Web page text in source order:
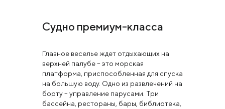
Судно премиум-класса
Главное веселье ждет отдыхающих на
верхней палубе – это морская
платформа, приспособленная для спуска
на большую воду. Одно из развлечений на
борту – управление парусами. Три
бассейна, рестораны, бары, библиотека,